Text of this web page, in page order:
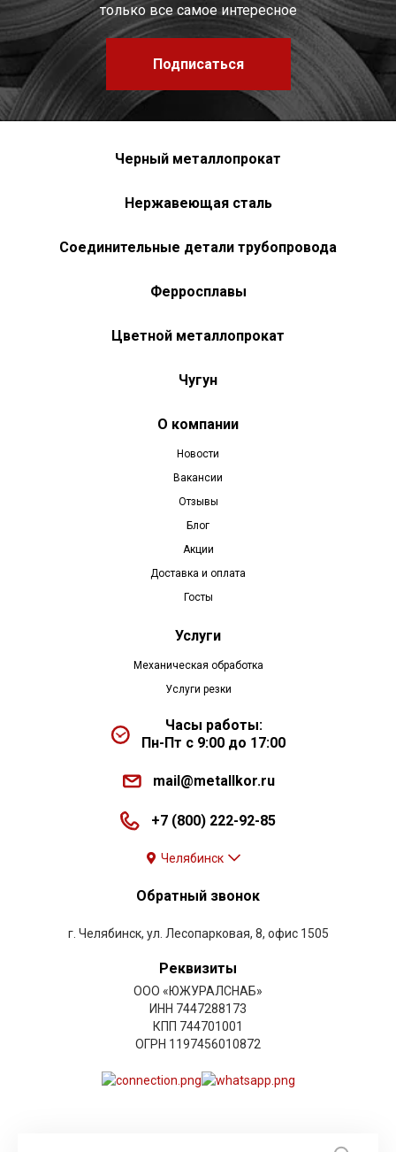
только все самое интересное
Подписаться
Черный металлопрокат
Нержавеющая сталь
Соединительные детали трубопровода
Ферросплавы
Цветной металлопрокат
Чугун
О компании
Новости
Вакансии
Отзывы
Блог
Акции
Доставка и оплата
Госты
Услуги
Механическая обработка
Услуги резки
Часы работы:
Пн-Пт с 9:00 до 17:00
mail@metallkor.ru
+7 (800) 222-92-85
Челябинск
Обратный звонок
г. Челябинск, ул. Лесопарковая, 8, офис 1505
Реквизиты
ООО «ЮЖУРАЛСНАБ»
ИНН 7447288173
КПП 744701001
ОГРН 1197456010872